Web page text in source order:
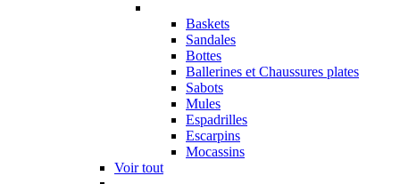
Baskets
Sandales
Bottes
Ballerines et Chaussures plates
Sabots
Mules
Espadrilles
Escarpins
Mocassins
Voir tout